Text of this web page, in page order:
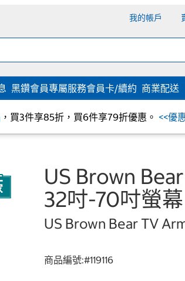
我的帳戶
黑鑽會員專屬服務會員卡/續約 商業配送
，買3件享85折，買6件享79折優惠。 <<優
US Brown
32吋-70吋螢
US Brown Bear TV
商品編號:#119116